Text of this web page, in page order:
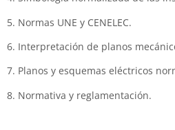
5. Normas UNE y CENELEC.
6. Interpretación de planos
7. Planos y esquemas eléctricos
8. Normativa y reglamentación.